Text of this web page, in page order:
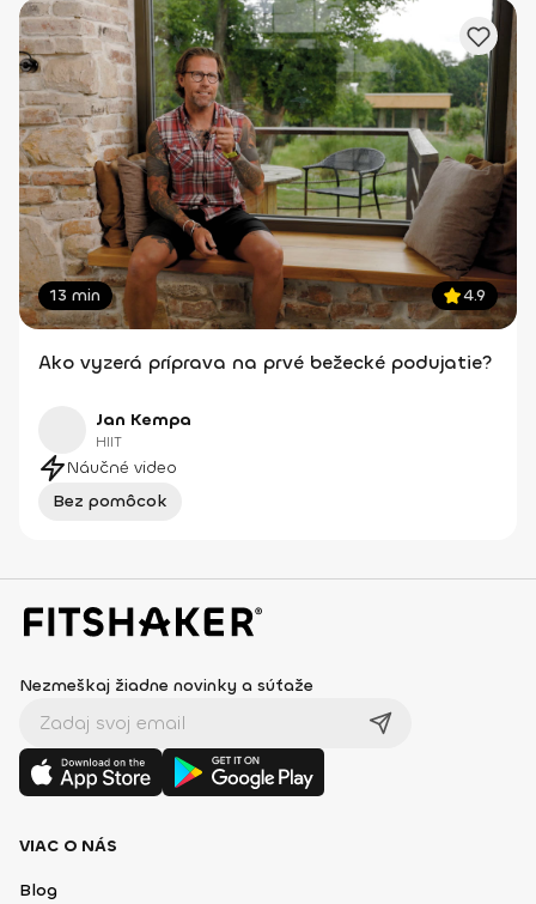
13 min 4.9
Ako vyzerá príprava na prvé bežecké podujatie?
Jan Kempa
HIIT
Náučné video
Bez pomôcok
Nezmeškaj žiadne novinky a súťaže
VIAC O NÁS
Blog